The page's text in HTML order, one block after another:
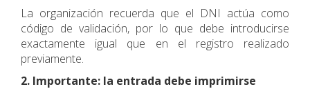
La organización recuerda que el DNI actúa como
código de validación, por lo que debe introducirse
exactamente igual que en el registro realizado
previamente.
2. Importante: la entrada debe imprimirse